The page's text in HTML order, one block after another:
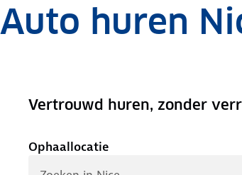
Auto huren
Vertrouwd huren, zonder
Ophaallocatie